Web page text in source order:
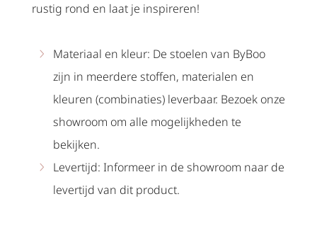
rustig rond en laat je inspireren!
Materiaal en kleur: De stoelen van ByBoo
zijn in meerdere stoffen, materialen en
kleuren (combinaties) leverbaar. Bezoek onze
showroom om alle mogelijkheden te
bekijken.
Levertijd: Informeer in de showroom naar de
levertijd van dit product.